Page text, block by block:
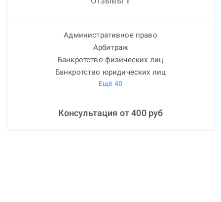
Административное право
Арбитраж
Банкротство физических лиц
Банкротство юридических лиц
Ещё 40
Консультация от400руб